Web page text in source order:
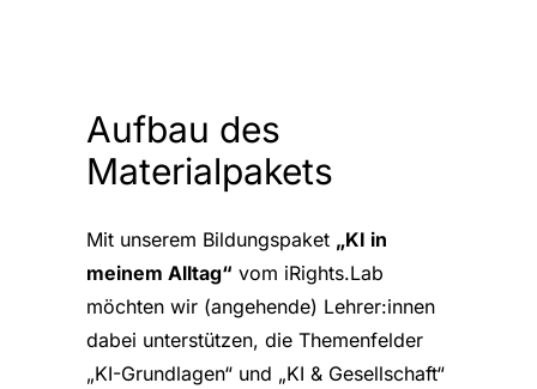
Aufbau des
Materialpakets
Mit unserem Bildungspaket „KI in
meinem Alltag“ vom iRights.Lab
möchten wir (angehende) Lehrer:innen
dabei unterstützen, die Themenfelder
„KI-Grundlagen“ und „KI & Gesellschaft“